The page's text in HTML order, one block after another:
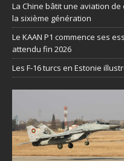
La Chine bâtit une aviation
la sixième génération
Le KAAN P1 commence ses
attendu fin 2026
Les F-16 turcs en Estonie